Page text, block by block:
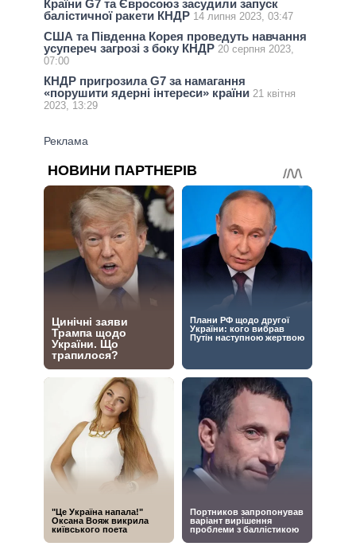
Країни G7 та Євросоюз засудили запуск
балістичної ракети КНДР 14 липня 2023, 03:47
США та Південна Корея проведуть навчання
усупереч загрозі з боку КНДР 20 серпня 2023,
07:00
КНДР пригрозила G7 за намагання
«порушити ядерні інтереси» країни 21 квітня
2023, 13:29